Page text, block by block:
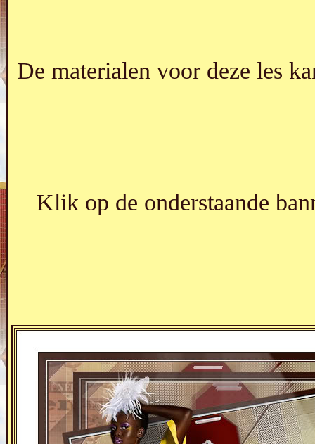
De materialen voor deze les
Klik op de onderstaande